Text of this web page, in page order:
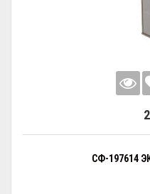
СФ-197614